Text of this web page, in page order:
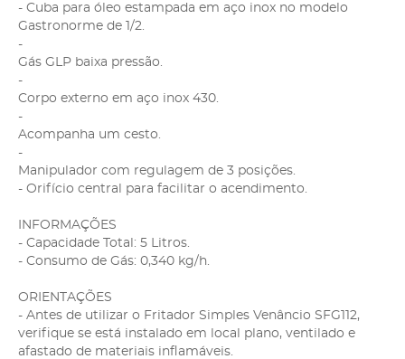
- Cuba para óleo estampada em aço inox no modelo
Gastronorme de 1/2.
-
Gás GLP baixa pressão.
-
Corpo externo em aço inox 430.
-
Acompanha um cesto.
-
Manipulador com regulagem de 3 posições.
- Orifício central para facilitar o acendimento.
INFORMAÇÕES
- Capacidade Total: 5 Litros.
- Consumo de Gás: 0,340 kg/h.
ORIENTAÇÕES
- Antes de utilizar o Fritador Simples Venâncio SFG112,
verifique se está instalado em local plano, ventilado e
afastado de materiais inflamáveis.